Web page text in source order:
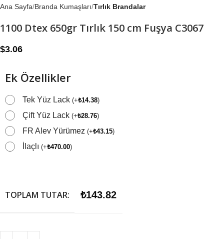
Ana Sayfa Branda Kumaşları Tırlık Brandalar
1100 Dtex 650gr Tırlık 150 cm Fuşya C3067
$3.06
Ek Özellikler
Tek Yüz Lack (+₺14.38)
Çift Yüz Lack (+₺28.76)
FR Alev Yürümez (+₺43.15)
İlaçlı (+₺470.00)
TOPLAM TUTAR: ₺143.82